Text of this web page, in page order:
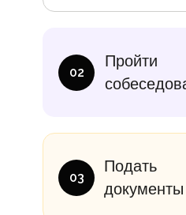
Подать
документы
Пройти
02
03
10 000₽